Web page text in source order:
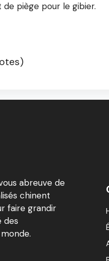
piège pour le gibier.
abreuve de
chinent
faire grandir
des